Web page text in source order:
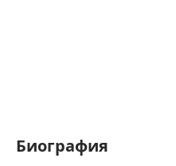
Биография